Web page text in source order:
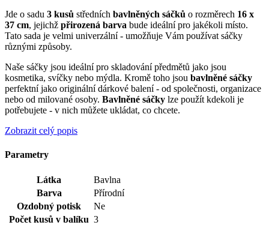
Jde o sadu 3 kusů středních bavlněných sáčků o rozměrech 16 x
37 cm, jejichž přirozená barva bude ideální pro jakékoli místo.
Tato sada je velmi univerzální - umožňuje Vám používat sáčky
různými způsoby.
Naše sáčky jsou ideální pro skladování předmětů jako jsou
kosmetika, svíčky nebo mýdla. Kromě toho jsou bavlněné sáčky
perfektní jako originální dárkové balení - od společnosti, organizace
nebo od milované osoby. Bavlněné sáčky lze použít kdekoli je
potřebujete - v nich můžete ukládat, co chcete.
Zobrazit celý popis
Parametry
Látka
Bavlna
Barva
Přírodní
Ozdobný potisk
Ne
Počet kusů v balíku 3